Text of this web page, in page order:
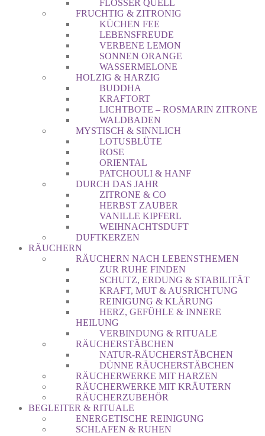
FLÖSSER QUELL
FRUCHTIG & ZITRONIG
KÜCHEN FEE
LEBENSFREUDE
VERBENE LEMON
SONNEN ORANGE
WASSERMELONE
HOLZIG & HARZIG
BUDDHA
KRAFTORT
LICHTBOTE – ROSMARIN ZITRONE
WALDBADEN
MYSTISCH & SINNLICH
LOTUSBLÜTE
ROSE
ORIENTAL
PATCHOULI & HANF
DURCH DAS JAHR
ZITRONE & CO
HERBST ZAUBER
VANILLE KIPFERL
WEIHNACHTSDUFT
DUFTKERZEN
RÄUCHERN
RÄUCHERN NACH LEBENSTHEMEN
ZUR RUHE FINDEN
SCHUTZ, ERDUNG & STABILITÄT
KRAFT, MUT & AUSRICHTUNG
REINIGUNG & KLÄRUNG
HERZ, GEFÜHLE & INNERE
HEILUNG
VERBINDUNG & RITUALE
RÄUCHERSTÄBCHEN
NATUR-RÄUCHERSTÄBCHEN
DÜNNE RÄUCHERSTÄBCHEN
RÄUCHERWERKE MIT HARZEN
RÄUCHERWERKE MIT KRÄUTERN
RÄUCHERZUBEHÖR
BEGLEITER & RITUALE
ENERGETISCHE REINIGUNG
SCHLAFEN & RUHEN